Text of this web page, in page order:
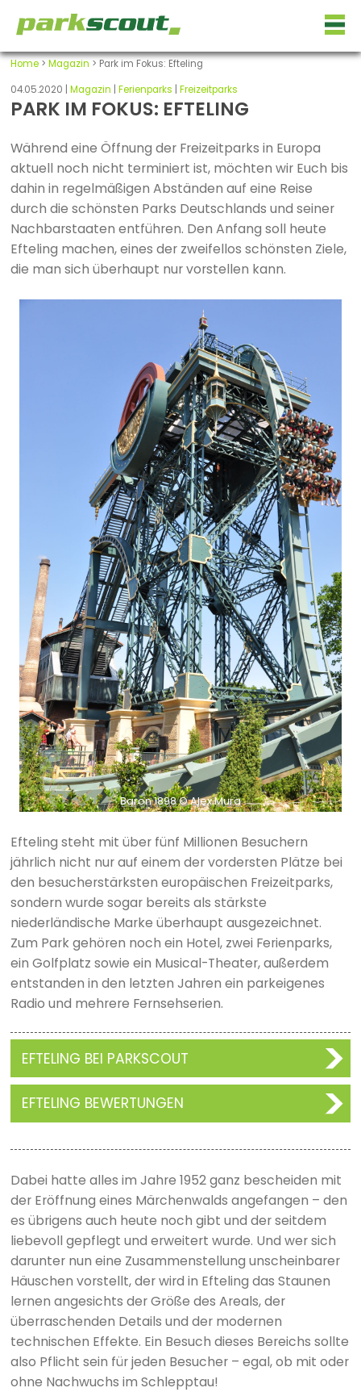
Home> Magazin > Park im Fokus: Efteling
04.05.2020 | Magazin Ferienparks Freizeitparks
PARK IM FOKUS: EFTELING
Während eine Öffnung der Freizeitparks in Europa
aktuell noch nicht terminiert ist, möchten wir Euch bis
dahin in regelmäßigen Abständen auf eine Reise
durch die schönsten Parks Deutschlands und seiner
Nachbarstaaten entführen. Den Anfang soll heute
Efteling machen, eines der zweifellos schönsten Ziele,
die man sich überhaupt nur vorstellen kann.
Baron 1898 © Alex Mura
Efteling steht mit über fünf Millionen Besuchern
jährlich nicht nur auf einem der vordersten Plätze bei
den besucherstärksten europäischen Freizeitparks,
sondern wurde sogar bereits als stärkste
niederländische Marke überhaupt ausgezeichnet.
Zum Park gehören noch ein Hotel, zwei Ferienparks,
ein Golfplatz sowie ein Musical-Theater, außerdem
entstanden in den letzten Jahren ein parkeigenes
Radio und mehrere Fernsehserien.
EFTELING BEI PARKSCOUT
EFTELING BEWERTUNGEN
Dabei hatte alles im Jahre 1952 ganz bescheiden mit
der Eröffnung eines Märchenwalds angefangen – den
es übrigens auch heute noch gibt und der seitdem
liebevoll gepflegt und erweitert wurde. Und wer sich
darunter nun eine Zusammenstellung unscheinbarer
Häuschen vorstellt, der wird in Efteling das Staunen
lernen angesichts der Größe des Areals, der
überraschenden Details und der modernen
technischen Effekte. Ein Besuch dieses Bereichs sollte
also Pflicht sein für jeden Besucher – egal, ob mit oder
ohne Nachwuchs im Schlepptau!